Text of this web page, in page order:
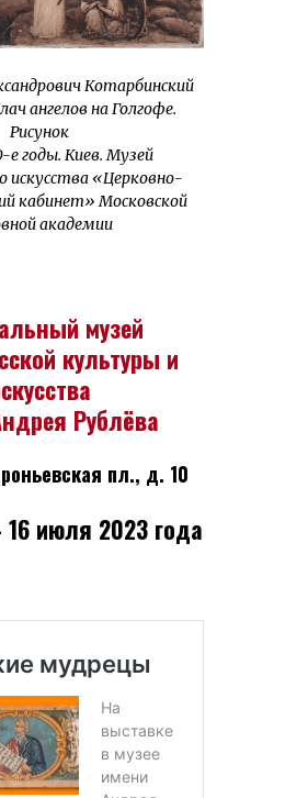
Котарбинский
ангелов на Голгофе.
Рисунок
е годы. Киев. Музей
искусства «Церковно-
кабинет» Московской
академии
музей
культуры и
Рублёва
пл., д. 10
июля 2023 года